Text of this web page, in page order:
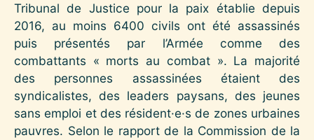
Tribunal de Justice pour la paix établie depuis
2016, au moins 6400 civils ont été assassinés
puis présentés par l’Armée comme des
combattants « morts au combat ». La majorité
des personnes assassinées étaient des
syndicalistes, des leaders paysans, des jeunes
sans emploi et des résident·e·s de zones urbaines
pauvres. Selon le rapport de la Commission de la